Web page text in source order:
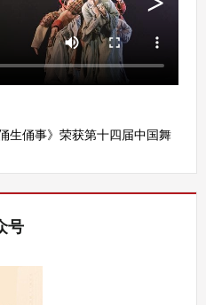
生俑事》荣获第十四届中国舞
号